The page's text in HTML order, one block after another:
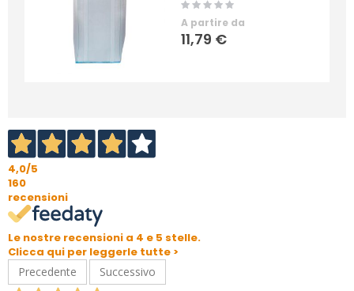
Rating:
0%
A partire da
11,79 €
4,0/5
160
recensioni
Le nostre recensioni a 4 e 5 stelle.
Clicca qui per leggerle tutte >
Precedente
Successivo